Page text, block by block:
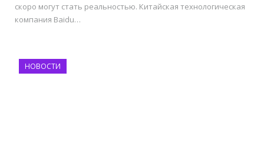
скоро могут стать реальностью. Китайская технологическая
компания Baidu…
НОВОСТИ